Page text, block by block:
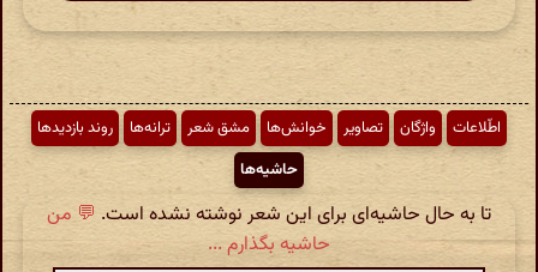
اطّلاعات واژگان تصاویر خوانش‌ها مشق شعر ترانه‌ها
روند بازدیدها
حاشیه‌ها
تا به حال حاشیه‌ای برای این شعر نوشته نشده است. 💬 من
حاشیه بگذارم ...